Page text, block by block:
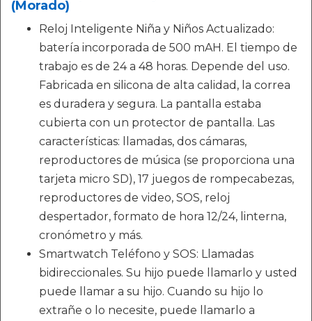
(Morado)
Reloj Inteligente Niña y Niños Actualizado:
batería incorporada de 500 mAH. El tiempo de
trabajo es de 24 a 48 horas. Depende del uso.
Fabricada en silicona de alta calidad, la correa
es duradera y segura. La pantalla estaba
cubierta con un protector de pantalla. Las
características: llamadas, dos cámaras,
reproductores de música (se proporciona una
tarjeta micro SD), 17 juegos de rompecabezas,
reproductores de video, SOS, reloj
despertador, formato de hora 12/24, linterna,
cronómetro y más.
Smartwatch Teléfono y SOS: Llamadas
bidireccionales. Su hijo puede llamarlo y usted
puede llamar a su hijo. Cuando su hijo lo
extrañe o lo necesite, puede llamarlo a